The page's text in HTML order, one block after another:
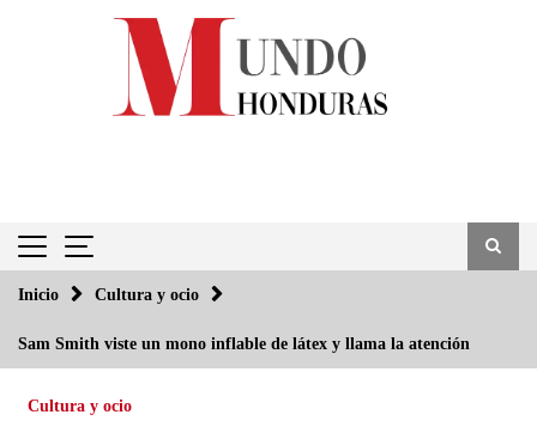
Inicio Cultura y ocio
Sam Smith viste un mono inflable de látex y llama la atención
Cultura y ocio